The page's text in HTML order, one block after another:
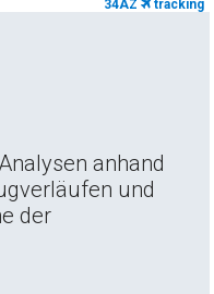
34AZ tracking
anhand
und
der